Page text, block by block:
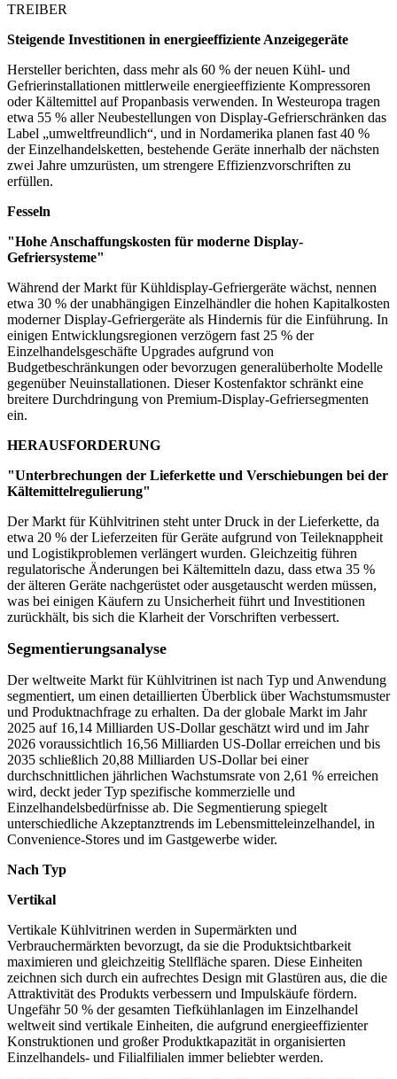
TREIBER
Steigende Investitionen in energieeffiziente Anzeigegeräte
Hersteller berichten, dass mehr als 60 % der neuen Kühl- und
Gefrierinstallationen mittlerweile energieeffiziente Kompressoren
oder Kältemittel auf Propanbasis verwenden. In Westeuropa tragen
etwa 55 % aller Neubestellungen von Display-Gefrierschränken das
Label „umweltfreundlich“, und in Nordamerika planen fast 40 %
der Einzelhandelsketten, bestehende Geräte innerhalb der nächsten
zwei Jahre umzurüsten, um strengere Effizienzvorschriften zu
erfüllen.
Fesseln
"Hohe Anschaffungskosten für moderne Display-
Gefriersysteme"
Während der Markt für Kühldisplay-Gefriergeräte wächst, nennen
etwa 30 % der unabhängigen Einzelhändler die hohen Kapitalkosten
moderner Display-Gefriergeräte als Hindernis für die Einführung. In
einigen Entwicklungsregionen verzögern fast 25 % der
Einzelhandelsgeschäfte Upgrades aufgrund von
Budgetbeschränkungen oder bevorzugen generalüberholte Modelle
gegenüber Neuinstallationen. Dieser Kostenfaktor schränkt eine
breitere Durchdringung von Premium-Display-Gefriersegmenten
ein.
HERAUSFORDERUNG
"Unterbrechungen der Lieferkette und Verschiebungen bei der
Kältemittelregulierung"
Der Markt für Kühlvitrinen steht unter Druck in der Lieferkette, da
etwa 20 % der Lieferzeiten für Geräte aufgrund von Teileknappheit
und Logistikproblemen verlängert wurden. Gleichzeitig führen
regulatorische Änderungen bei Kältemitteln dazu, dass etwa 35 %
der älteren Geräte nachgerüstet oder ausgetauscht werden müssen,
was bei einigen Käufern zu Unsicherheit führt und Investitionen
zurückhält, bis sich die Klarheit der Vorschriften verbessert.
Segmentierungsanalyse
Der weltweite Markt für Kühlvitrinen ist nach Typ und Anwendung
segmentiert, um einen detaillierten Überblick über Wachstumsmuster
und Produktnachfrage zu erhalten. Da der globale Markt im Jahr
2025 auf 16,14 Milliarden US-Dollar geschätzt wird und im Jahr
2026 voraussichtlich 16,56 Milliarden US-Dollar erreichen und bis
2035 schließlich 20,88 Milliarden US-Dollar bei einer
durchschnittlichen jährlichen Wachstumsrate von 2,61 % erreichen
wird, deckt jeder Typ spezifische kommerzielle und
Einzelhandelsbedürfnisse ab. Die Segmentierung spiegelt
unterschiedliche Akzeptanztrends im Lebensmitteleinzelhandel, in
Convenience-Stores und im Gastgewerbe wider.
Nach Typ
Vertikal
Vertikale Kühlvitrinen werden in Supermärkten und
Verbrauchermärkten bevorzugt, da sie die Produktsichtbarkeit
maximieren und gleichzeitig Stellfläche sparen. Diese Einheiten
zeichnen sich durch ein aufrechtes Design mit Glastüren aus, die die
Attraktivität des Produkts verbessern und Impulskäufe fördern.
Ungefähr 50 % der gesamten Tiefkühlanlagen im Einzelhandel
weltweit sind vertikale Einheiten, die aufgrund energieeffizienter
Konstruktionen und großer Produktkapazität in organisierten
Einzelhandels- und Filialfilialen immer beliebter werden.